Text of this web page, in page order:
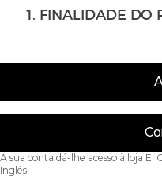
A sua conta dá-lhe acesso à loja El
Inglés.